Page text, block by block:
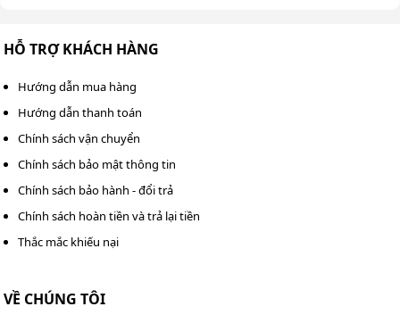
mặt khó xử lý.
HỖ TRỢ KHÁCH HÀNG
Hướng dẫn mua hàng
Hướng dẫn thanh toán
Chính sách vận chuyển
Chính sách bảo mật thông tin
Chính sách bảo hành - đổi trả
Chính sách hoàn tiền và trả lại tiền
Thắc mắc khiếu nại
VỀ CHÚNG TÔI